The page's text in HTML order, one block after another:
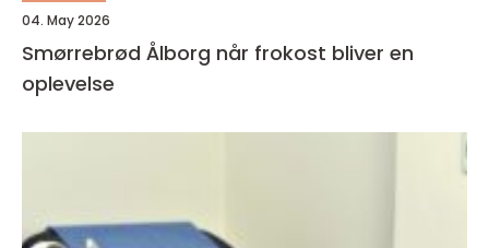
04. May 2026
Smørrebrød Ålborg når frokost bliver en
oplevelse